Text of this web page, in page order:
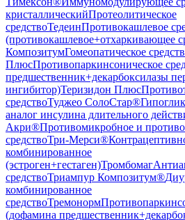
кристаллическийПротеолитическое
средствоТедеинПротивокашлевое
(противокашлевое+отхаркивающее
КомпозитумГомеопатическое
ПлюсПротивопаркинсоническое
предшественник+декарбоксилазы
ингибитор)Теризидон Плюс
средствоТуджео СолоСтар®
аналог инсулина длительного
Акри®Противомикробное и
средствоТри-Мерси®
комбинированное
(эстроген+гестаген)Тромбомаг
средствоТриампур Композитум®
комбинированное
средствоТремонорм
(дофамина